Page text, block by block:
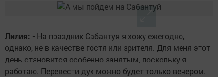
Лилия: - На праздник Сабантуя я хожу ежегодно,
однако, не в качестве гостя или зрителя. Для меня этот
день становится особенно занятым, поскольку я
работаю. Перевести дух можно будет только вечером.